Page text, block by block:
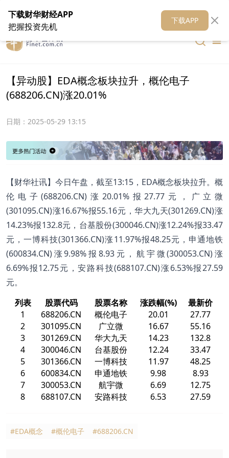
在线客服 关于我们 财华媒体矩阵 财华智库
【异动股】EDA概念板块拉升，概伦电子
(688206.CN)涨20.01%
日期： 2025-05-29 13:15
【财华社讯】今日午盘，截至13:15，EDA概念板块拉升。概
伦电子(688206.CN)涨20.01%报27.77元，广立微
(301095.CN)涨16.67%报55.16元，华大九天(301269.CN)涨
14.23%报132.8元，台基股份(300046.CN)涨12.24%报33.47
元，一博科技(301366.CN)涨11.97%报48.25元，申通地铁
(600834.CN)涨9.98%报8.93元，航宇微(300053.CN)涨
6.69%报12.75元，安路科技(688107.CN)涨6.53%报27.59
元。
列表
股票代码 股票名称 涨跌幅(%)
最新价
1
688206.CN 概伦电子 20.01
27.77
2
301095.CN 广立微 16.67
55.16
3
301269.CN 华大九天 14.23
132.8
4
300046.CN 台基股份 12.24
33.47
5
301366.CN 一博科技 11.97
48.25
6
600834.CN 申通地铁 9.98
8.93
7
300053.CN 航宇微 6.69
12.75
8
688107.CN 安路科技 6.53 27.59
#EDA概念 #概伦电子 #688206.CN
下载财华财经APP
把握投资先机
下载APP